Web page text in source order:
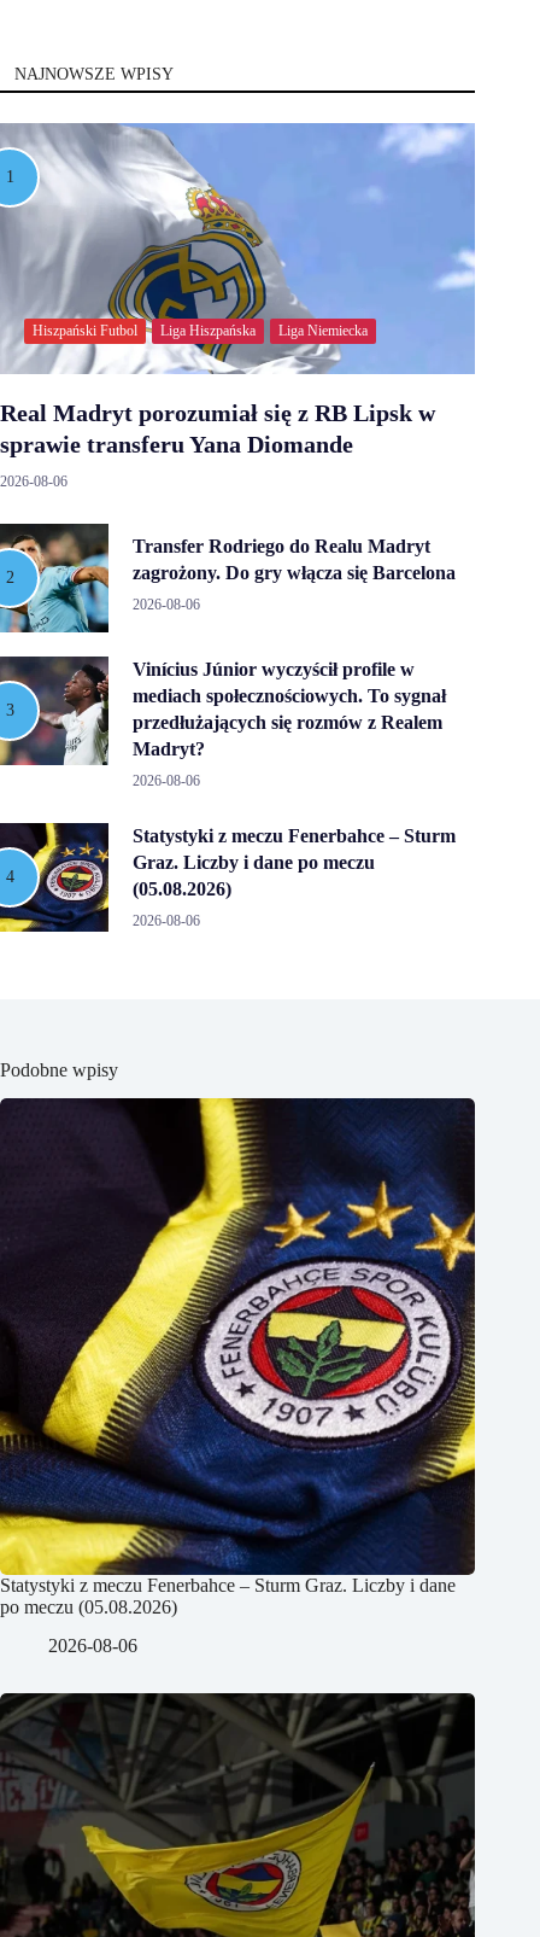
NAJNOWSZE WPISY
Hiszpański Futbol Liga Hiszpańska Liga Niemiecka
Real Madryt porozumiał się z RB Lipsk w
sprawie transferu Yana Diomande
2026-08-06
Transfer Rodriego do Realu Madryt
zagrożony. Do gry włącza się Barcelona
2026-08-06
Vinícius Júnior wyczyścił profile w
mediach społecznościowych. To sygnał
przedłużających się rozmów z Realem
Madryt?
2026-08-06
Statystyki z meczu Fenerbahce – Sturm
Graz. Liczby i dane po meczu
(05.08.2026)
2026-08-06
Podobne wpisy
Statystyki z meczu Fenerbahce – Sturm Graz. Liczby i dane
po meczu (05.08.2026)
2026-08-06